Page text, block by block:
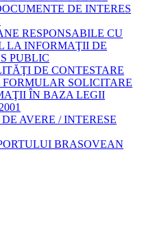
DE INTERES
RESPONSABILE CU
LA INFORMAŢII DE
PUBLIC
DE CONTESTARE
FORMULAR SOLICITARE
ÎN BAZA LEGII
AVERE / INTERESE
BRASOVEAN